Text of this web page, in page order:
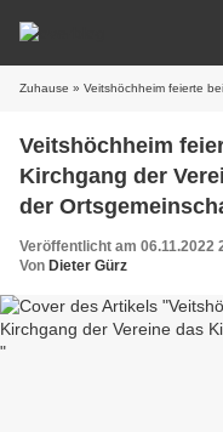
Zuhause » Veitshöchheim feierte beim
Veitshöchheim
Kirchgang der Vereine das Kirchweihfest
der
Veröffentlicht am 06.11.2022
Von Dieter Gürz